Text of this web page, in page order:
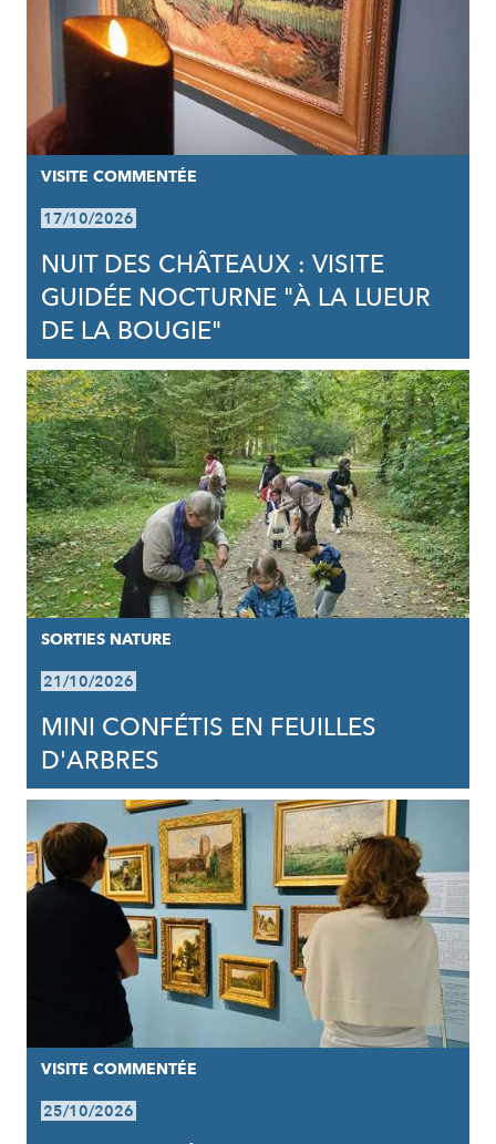
VISITE COMMENTÉE
17/10/2026
NUIT DES CHÂTEAUX : VISITE
GUIDÉE NOCTURNE "À LA LUEUR
DE LA BOUGIE"
SORTIES NATURE
21/10/2026
MINI CONFÉTIS EN FEUILLES
D'ARBRES
VISITE COMMENTÉE
25/10/2026